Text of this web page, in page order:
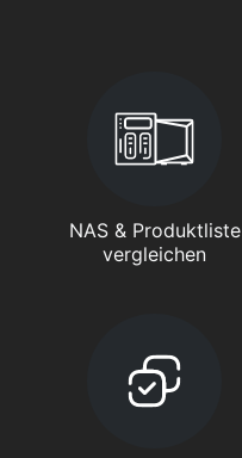
NAS & Produktliste
vergleichen